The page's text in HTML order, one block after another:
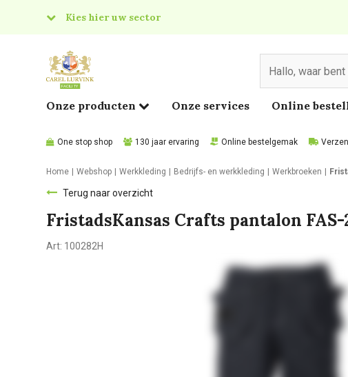
Kies hier uw sector
Food
Onze producten Onze services Online
One stop shop 130 jaar ervaring Online bestelgemak
Home Webshop Werkkleding Bedrijfs- en werkkleding Werkbroeken
Terug naar overzicht
FristadsKansas Crafts pantalon
Art: 100282H